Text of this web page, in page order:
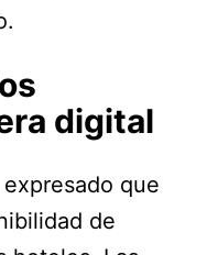
digital
que
de